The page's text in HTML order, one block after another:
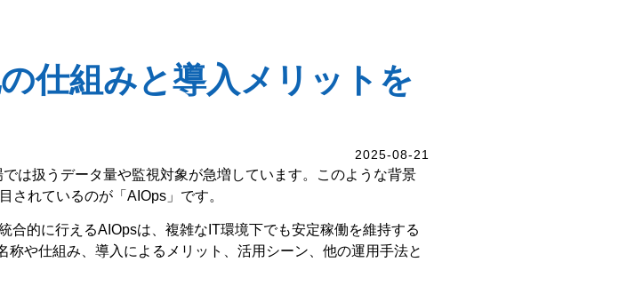
仕組みと導入メリットを
2025-08-21
は扱うデータ量や監視対象が急増しています。このような背景
されているのが「AIOps」です。
的に行えるAIOpsは、複雑なIT環境下でも安定稼働を維持する
や仕組み、導入によるメリット、活用シーン、他の運用手法と